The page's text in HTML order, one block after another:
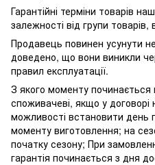
Гарантійні терміни товарів
залежності від групи товарів,
Продавець повинен усунути
доведено, що вони виникли
правил експлуатації.
З якого моменту починається
споживачеві, якщо у
можливості встановити день
моменту виготовлення; на
початку сезону; При
гарантія починається з дня